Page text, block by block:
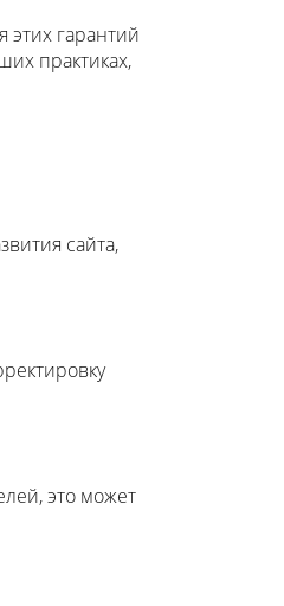
этих гарантий
практиках,
сайта,
это может